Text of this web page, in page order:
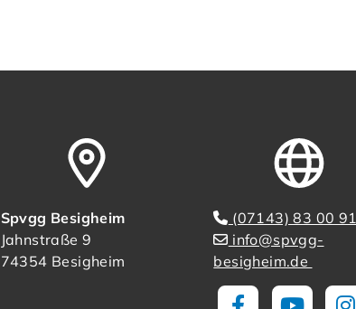
Spvgg Besigheim
Jahnstraße 9
74354 Besigheim
(07143) 83 00 91
info@spvgg-
besigheim.de